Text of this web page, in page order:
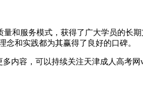
服务模式，获得了广大学员的长期
念和实践都为其赢得了良好的口碑。
内容，可以持续关注天津成人高考网